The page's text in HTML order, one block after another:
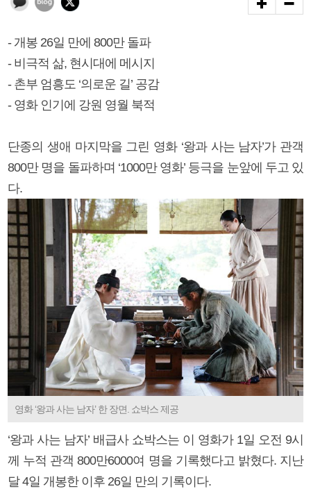
- 개봉 26일 만에 800만 돌파
- 비극적 삶, 현시대에 메시지
- 촌부 엄흥도 ‘의로운 길’ 공감
- 영화 인기에 강원 영월 북적
단종의 생애 마지막을 그린 영화 ‘왕과 사는 남자’가 관객
800만 명을 돌파하며 ‘1000만 영화’ 등극을 눈앞에 두고 있
다.
영화 ‘왕과 사는 남자’ 한 장면. 쇼박스 제공
‘왕과 사는 남자’ 배급사 쇼박스는 이 영화가 1일 오전 9시
께 누적 관객 800만6000여 명을 기록했다고 밝혔다. 지난
달 4일 개봉한 이후 26일 만의 기록이다.